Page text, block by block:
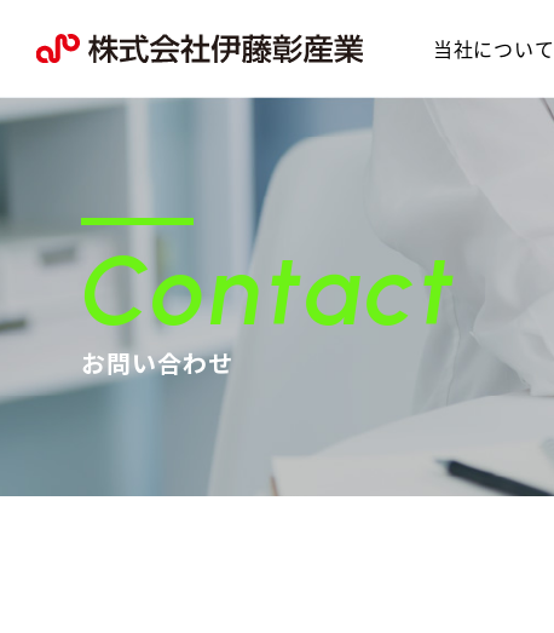
当社について
Contact
お問い合わせ